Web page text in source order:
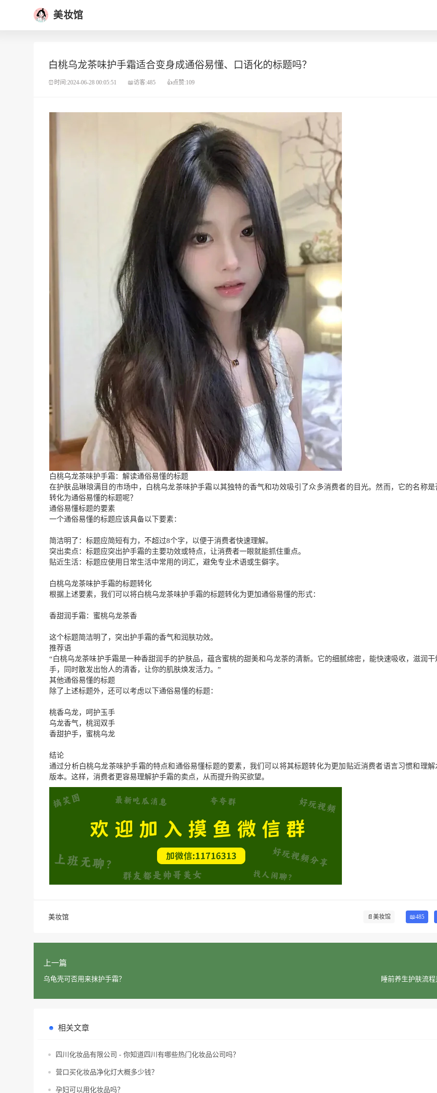
美妆馆
白桃乌龙茶味护手霜适合变身成通俗易懂、口语化的标题吗？
⏰时间:2024-06-28 00:05:51 📖访客:485 👍点赞:109
白桃乌龙茶味护手霜：解读通俗易懂的标题
在护肤品琳琅满目的市场中，白桃乌龙茶味护手霜以其独特的香气和功效吸引了众多消费者的目光。然而，它的名称是
转化为通俗易懂的标题呢？
通俗易懂标题的要素
一个通俗易懂的标题应该具备以下要素：
简洁明了：标题应简短有力，不超过8个字，以便于消费者快速理解。
突出卖点：标题应突出护手霜的主要功效或特点，让消费者一眼就能抓住重点。
贴近生活：标题应使用日常生活中常用的词汇，避免专业术语或生僻字。
白桃乌龙茶味护手霜的标题转化
根据上述要素，我们可以将白桃乌龙茶味护手霜的标题转化为更加通俗易懂的形式：
香甜润手霜：蜜桃乌龙茶香
这个标题简洁明了，突出护手霜的香气和润肤功效。
推荐语
“白桃乌龙茶味护手霜是一种香甜润手的护肤品，蕴含蜜桃的甜美和乌龙茶的清新。它的细腻绵密，能快速吸收，滋润干
手，同时散发出怡人的清香，让你的肌肤焕发活力。”
其他通俗易懂的标题
除了上述标题外，还可以考虑以下通俗易懂的标题：
桃香乌龙，呵护玉手
乌龙香气，桃润双手
香甜护手，蜜桃乌龙
结论
通过分析白桃乌龙茶味护手霜的特点和通俗易懂标题的要素，我们可以将其标题转化为更加贴近消费者语言习惯和理解
版本。这样，消费者更容易理解护手霜的卖点，从而提升购买欲望。
美妆馆 📄 美妆馆 📖485
上一篇
乌龟壳可否用来抹护手霜？ 睡前养生护肤流
相关文章
四川化妆品有限公司 - 你知道四川有哪些热门化妆品公司吗？
营口买化妆品净化灯大概多少钱？
孕妇可以用化妆品吗？